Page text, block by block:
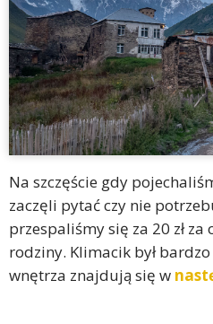
Na szczęście gdy
zaczęli pytać czy nie
przespaliśmy się za 20 zł
rodziny. Klimacik był
wnętrza znajdują się w